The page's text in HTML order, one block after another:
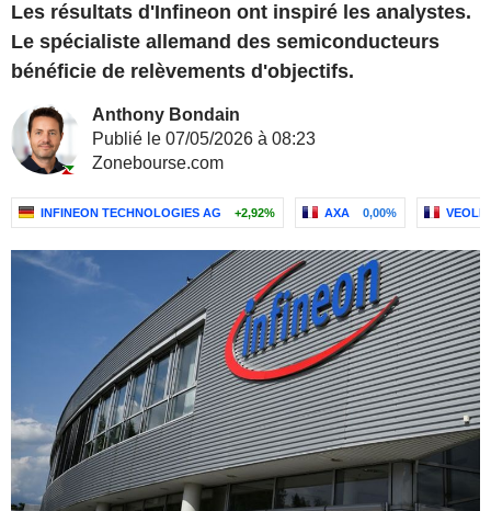
Les résultats d'Infineon ont inspiré les analystes.
Le spécialiste allemand des semiconducteurs
bénéficie de relèvements d'objectifs.
Anthony Bondain
Publié le 07/05/2026 à 08:23
Zonebourse.com
INFINEON TECHNOLOGIES AG +2,92% AXA 0,00%